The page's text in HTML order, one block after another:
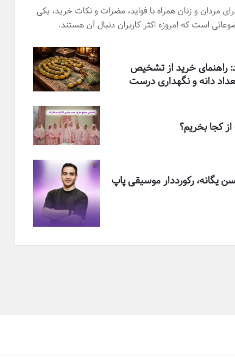
مردان و زنان همراه با فواید، مضرات و نکات خرید، یکی
است که امروزه اکثر کاربران دنبال آن هستند.
راهنمای خرید از تشخیص
دانه و نگهداری درست
کجا بخریم؟
یگانه، رکورددار موسیقی پاپ